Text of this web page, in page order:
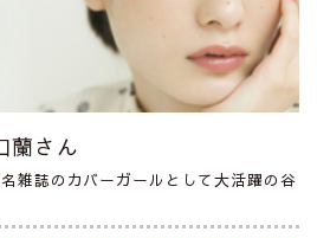
さん
雑誌のカバーガールとして大活躍の谷